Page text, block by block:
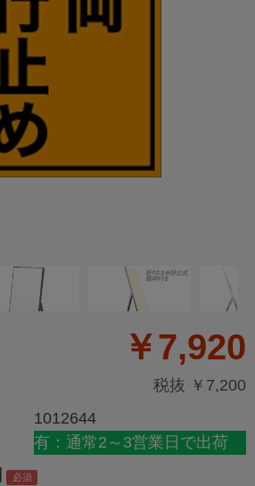
￥7,920
税抜 ￥7,200
1012644
有：通常2～3営業日で出荷